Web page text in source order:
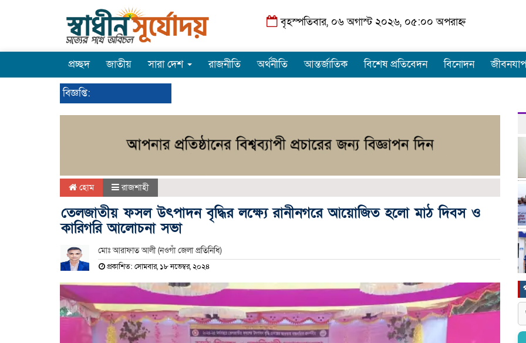
বৃহস্পতিবার, ০৬ অগাস্ট ২০২৬, ০৫:০০ অপরাহ্ন
প্রচ্ছদ জাতীয় সারা দেশ রাজনীতি অর্থনীতি আন্তর্জাতিক বিশেষ প্রতিবেদন বিনোদন
বিজ্ঞপ্তি:
হোম রাজশাহী
তেলজাতীয় ফসল উৎপাদন বৃদ্ধির লক্ষ্যে রানীনগরে আয়োজিত হলো মাঠ দিবস ও
কারিগরি আলোচনা সভা
মোঃ আরাফাত আলী (নওগাঁ জেলা প্রতিনিধি)
প্রকাশিত: সোমবার, ১৮ নভেম্বর, ২০২৪